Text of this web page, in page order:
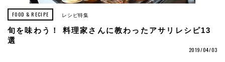
FOOD & RECIPE レシピ特集
旬を味わう！ 料理家さんに教わったアサリレシピ13
選
2019/04/03